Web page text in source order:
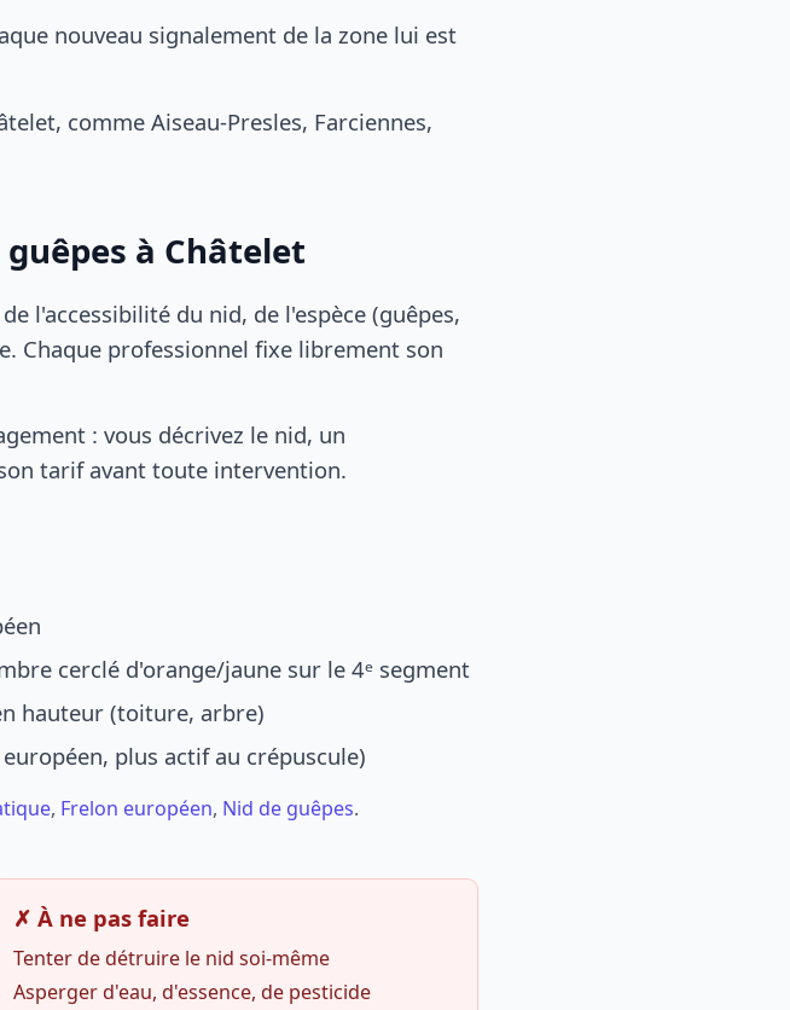
nouveau signalement de la zone lui est
comme Aiseau-Presles, Farciennes,
à Châtelet
l'accessibilité du nid, de l'espèce (guêpes,
Chaque professionnel fixe librement son
: vous décrivez le nid, un
tarif avant toute intervention.
cerclé d'orange/jaune sur le 4ᵉ segment
hauteur (toiture, arbre)
plus actif au crépuscule)
, Frelon européen, Nid de guêpes.
✗ À ne pas faire
Tenter de détruire le nid soi-même
Asperger d'eau, d'essence, de pesticide